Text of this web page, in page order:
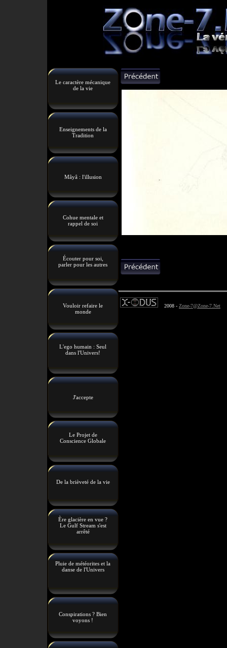
Le caractère mécanique
de la vie
Enseignements de la
Tradition
Mâyâ : l'illusion
Cohue mentale et
rappel de soi
Écouter pour soi,
parler pour les autres
Vouloir refaire le
monde
L'ego humain : Seul
dans l'Univers!
J'accepte
Le Projet de
Conscience Globale
De la brièveté de la vie
Ère glacière en vue ?
Le Gulf Stream s'est
arrêté
Pluie de météorites et la
danse de l'Univers
Conspirations ? Bien
voyons !
2008 - Zone-7@Zone-7.Net